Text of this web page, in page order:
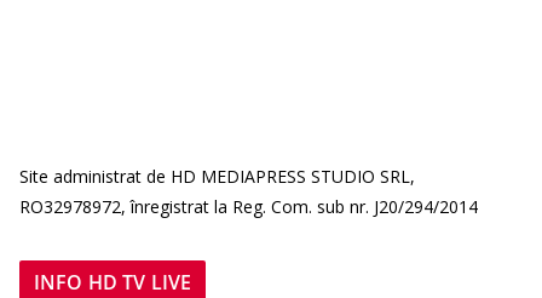
Site administrat de HD MEDIAPRESS STUDIO SRL,
RO32978972, înregistrat la Reg. Com. sub nr. J20/294/2014
INFO HD TV LIVE